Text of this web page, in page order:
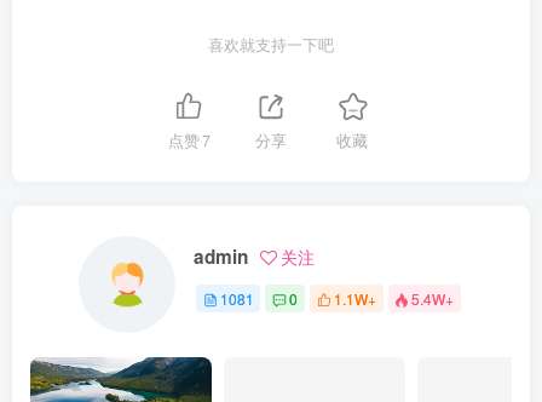
喜欢就支持一下吧
点赞7 分享 收藏
admin 关注
1081 0 1.1W+ 5.4W+